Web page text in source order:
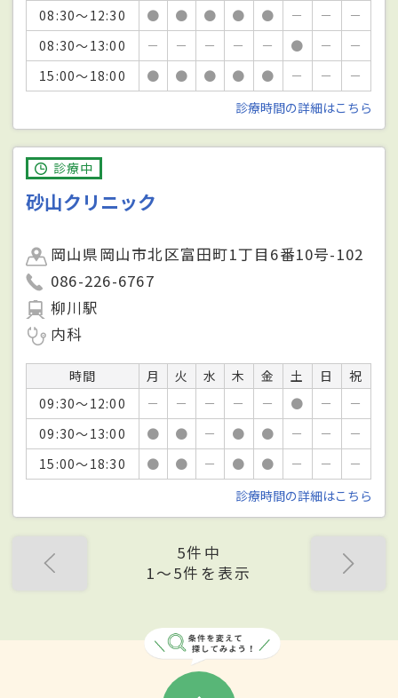
08:30～12:30 ● ● ● ● ● － －
－
08:30～13:00
－ － － － － ● －
－
15:00～18:00
● ● ● ● ● － －
－
診療時間の詳細はこちら
診療中
砂山クリニック
岡山県岡山市北区富田町1丁目6番10号-102
086-226-6767
柳川駅
内科
時間 月 火 水 木 金 土 日
祝
09:30～12:00
－ － － － － ● －
－
09:30～13:00
● ● － ● ● － －
－
15:00～18:30
● ● － ● ● － －
－
診療時間の詳細はこちら
5件中
1〜5件を表示